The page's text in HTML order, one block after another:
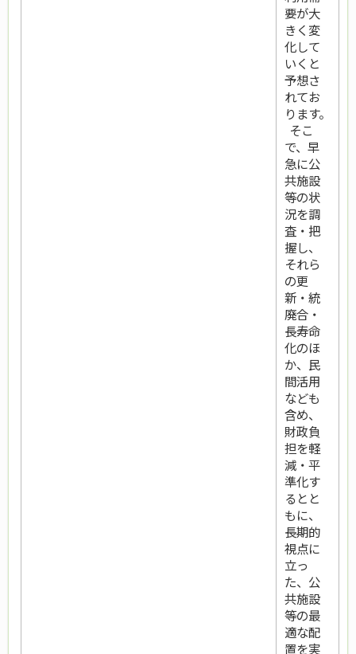
要が大
きく変
化して
いくと
予想さ
れてお
ります。
そこ
で、早
急に公
共施設
等の状
況を調
査・把
握し、
それら
の更
新・統
廃合・
長寿命
化のほ
か、民
間活用
なども
含め、
財政負
担を軽
減・平
準化す
るとと
もに、
長期的
視点に
立っ
た、公
共施設
等の最
適な配
置を実